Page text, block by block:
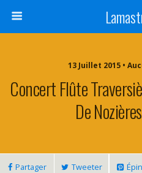
13 Juillet 2015 •
Concert Flûte
De
Partager Tweeter